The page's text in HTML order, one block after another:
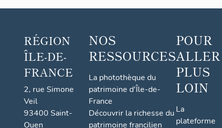
RÉGION
ÎLE-DE-
FRANCE
2, rue Simone
Veil
93400 Saint-
Ouen
NOS
RESSOURCES
La photothèque du
patrimoine d'Île-de-
France
Découvrir la richesse du
patrimoine francilien
POUR
ALLER
PLUS
LOIN
La
plateforme